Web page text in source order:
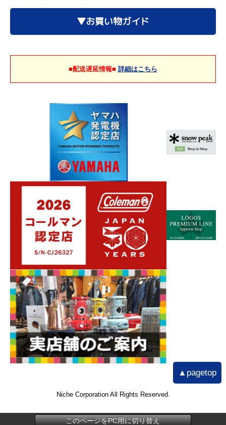
▼お買い物ガイド
■配送遅延情報■ 詳細はこちら
▲pagetop
Niche Corporation All Rights Reserved.
このページをPC用に切り替え